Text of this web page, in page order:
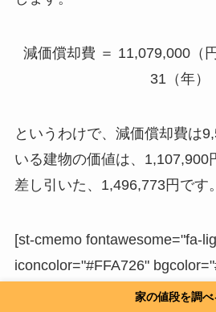
減価償却費 ＝ 11,079,000（
31（年）
というわけで、減価償却費は
いる建物の価値は、1,107,900
差し引いた、1,496,773円です。
[st-cmemo fontawesome="fa-
iconcolor="#FFA726"
color="#000000"
家の値段を調べ